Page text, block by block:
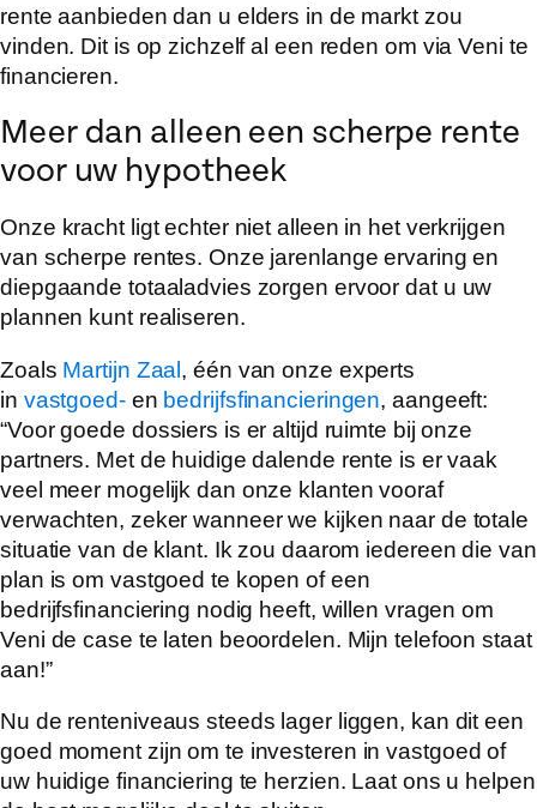
rente aanbieden dan u elders in de markt zou
vinden. Dit is op zichzelf al een reden om via Veni te
financieren.
Meer dan alleen een scherpe rente
voor uw hypotheek
Onze kracht ligt echter niet alleen in het verkrijgen
van scherpe rentes. Onze jarenlange ervaring en
diepgaande totaaladvies zorgen ervoor dat u uw
plannen kunt realiseren.
Zoals Martijn Zaal, één van onze experts
in vastgoed-en bedrijfsfinancieringen, aangeeft:
“Voor goede dossiers is er altijd ruimte bij onze
partners. Met de huidige dalende rente is er vaak
veel meer mogelijk dan onze klanten vooraf
verwachten, zeker wanneer we kijken naar de totale
situatie van de klant. Ik zou daarom iedereen die van
plan is om vastgoed te kopen of een
bedrijfsfinanciering nodig heeft, willen vragen om
Veni de case te laten beoordelen. Mijn telefoon staat
aan!”
Nu de renteniveaus steeds lager liggen, kan dit een
goed moment zijn om te investeren in vastgoed of
uw huidige financiering te herzien. Laat ons u helpen